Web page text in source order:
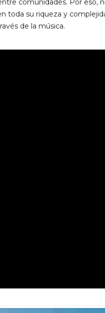
comunidades. Por eso,
toda su riqueza y
de la música.